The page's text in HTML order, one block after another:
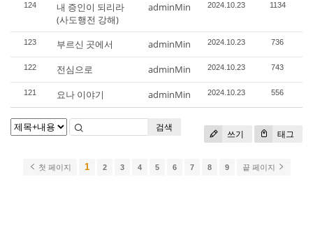
124
내 증인이 되리라
(사도행전 강해)
adminMin 2024.10.23 1134
123 부르신 곳에서 adminMin 2024.10.23 736
122 전심으로 adminMin 2024.10.23 743
121 요나 이야기 adminMin 2024.10.23 556
쓰기 태그
검색
첫 페이지 1 2 3 4 5 6 7 8 9 끝 페이지